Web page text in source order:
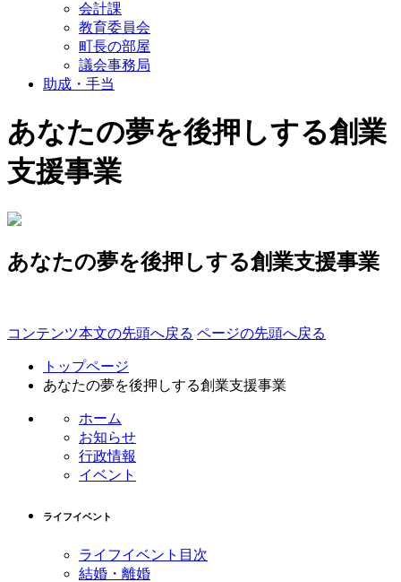
会計課
教育委員会
町長の部屋
議会事務局
助成・手当
あなたの夢を後押しする創業
支援事業
あなたの夢を後押しする創業支援事業
コンテンツ本文の先頭へ戻る ページの先頭へ戻る
トップページ
あなたの夢を後押しする創業支援事業
ホーム
お知らせ
行政情報
イベント
ライフイベント
ライフイベント目次
結婚・離婚